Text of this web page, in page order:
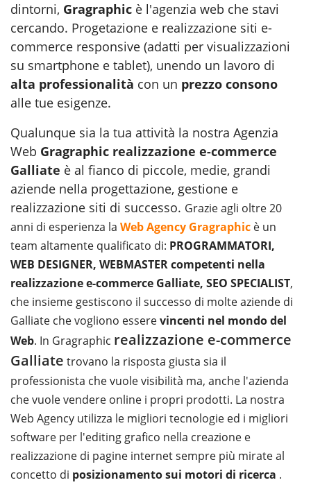
dintorni, Gragraphic è l'agenzia web che stavi
cercando. Progetazione e realizzazione siti e-
commerce responsive (adatti per visualizzazioni
su smartphone e tablet), unendo un lavoro di
alta professionalità con un prezzo consono
alle tue esigenze.
Qualunque sia la tua attività la nostra Agenzia
Web Gragraphic realizzazione e-commerce
Galliate è al fianco di piccole, medie, grandi
aziende nella progettazione, gestione e
realizzazione siti di successo. Grazie agli oltre 20
anni di esperienza la Web Agency Gragraphic è un
team altamente qualificato di: PROGRAMMATORI,
WEB DESIGNER, WEBMASTER competenti nella
realizzazione e-commerce Galliate, SEO SPECIALIST,
che insieme gestiscono il successo di molte aziende di
Galliate che vogliono esserevincenti nel mondo del
Web. In Gragraphic realizzazione e-commerce
Galliate trovano la risposta giusta sia il
professionista che vuole visibilità ma, anche l'azienda
che vuole vendere online i propri prodotti. La nostra
Web Agency utilizza le migliori tecnologie ed i migliori
software per l'editing grafico nella creazione e
realizzazione di pagine internet sempre più mirate al
concetto di posizionamento sui motori di ricerca .